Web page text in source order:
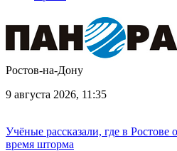
Ростов-на-Дону
9 августа 2026, 11:35
Учёные рассказали, где в Ростове
время шторма